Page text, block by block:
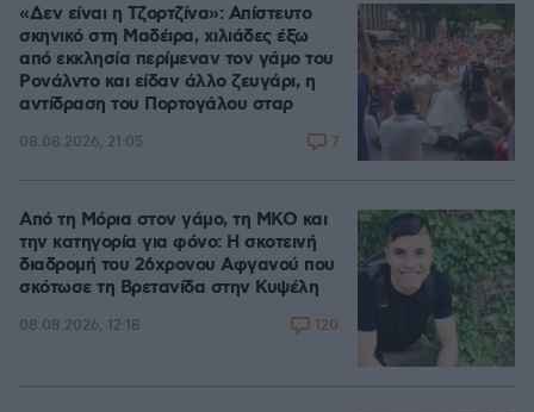
«Δεν είναι η Τζορτζίνα»: Απίστευτο
σκηνικό στη Μαδέιρα, χιλιάδες έξω
από εκκλησία περίμεναν τον γάμο του
Ρονάλντο και είδαν άλλο ζευγάρι, η
αντίδραση του Πορτογάλου σταρ
08.08.2026, 21:05 7
Από τη Μόρια στον γάμο, τη ΜΚΟ και
την κατηγορία για φόνο: Η σκοτεινή
διαδρομή του 26χρονου Αφγανού που
σκότωσε τη Βρετανίδα στην Κυψέλη
08.08.2026, 12:18 120